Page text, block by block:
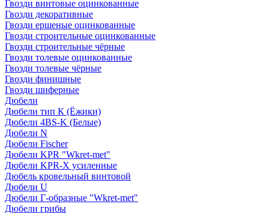
Гвозди винтовые оцинкованные
Гвозди декоративные
Гвозди ершеные оцинкованные
Гвозди строительные оцинкованные
Гвозди строительные чёрные
Гвозди толевые оцинкованные
Гвозди толевые чёрные
Гвозди финишные
Гвозди шиферные
Дюбели
Дюбели тип К (Ёжики)
Дюбели 4BS-K (Белые)
Дюбели N
Дюбели Fischer
Дюбели KPR "Wkret-met"
Дюбели KPR-Х усиленные
Дюбель кровельный винтовой
Дюбели U
Дюбели Г-образные "Wkret-met"
Дюбели грибы